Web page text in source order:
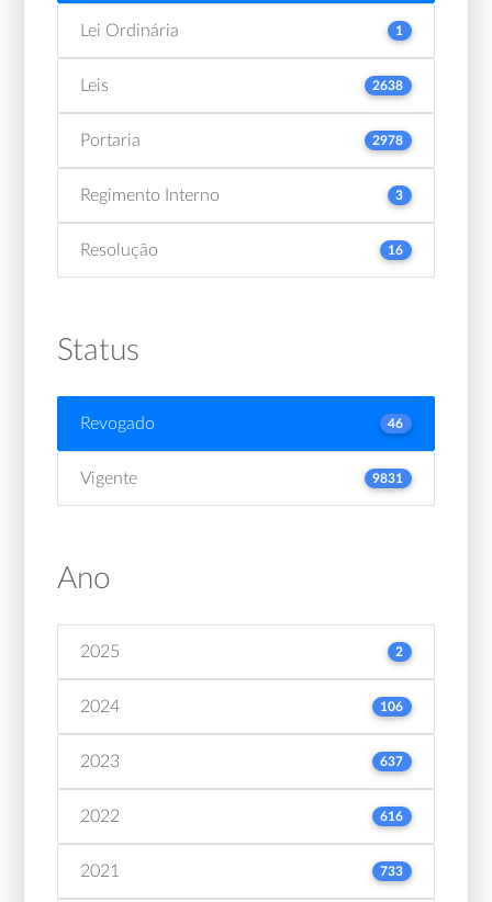
Lei Ordinária 1
Leis 2638
Portaria 2978
Regimento Interno 3
Resolução 16
Status
Revogado 46
Vigente 9831
Ano
2025 2
2024 106
2023 637
2022 616
2021 733